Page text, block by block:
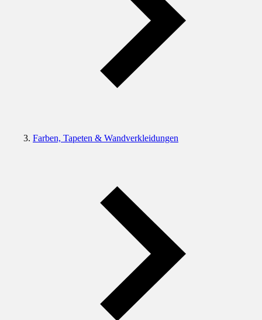
Farben, Tapeten & Wandverkleidungen